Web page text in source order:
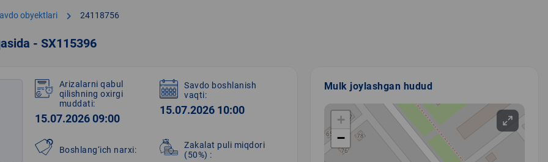
obyektlari chevron_right 24118756
- SX115396
Arizalarni qabul
qilishning oxirgi
muddati:
15.07.2026 09:00
Savdo boshlanish
vaqti:
15.07.2026 10:00
Boshlang‘ich narxi:
Zakalat puli miqdori
(50%) :
Mulk joylashgan hudud
+
−